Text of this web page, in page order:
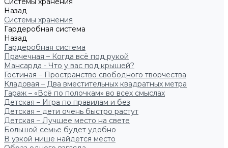
Назад
Системы хранения
Гардеробная система
Назад
Гардеробная система
Прачечная – Когда всё под рукой
Мансарда - Что у вас под крышей?
Гостиная – Пространство свободного творчества
Кладовая – Два вместительных квадратных метра
Гараж – «Всё по полочкам» во всех смыслах
Детская – Игра по правилам и без
Детская – дети очень быстро растут
Детская – Лучшее место на свете
Большой семье будет удобно
В узкой нише найдется место